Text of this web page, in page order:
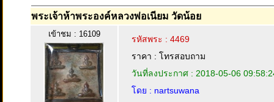
พระเจ้าห้าพระองค์หลวงพ่อเนียม วัดน้อย
เข้าชม : 16109
รหัสพระ : 4469
ราคา : โทรสอบถาม
วันที่ลงประกาศ : 2018-05-06
โดย : nartsuwana